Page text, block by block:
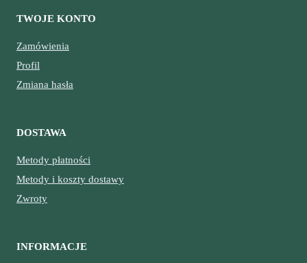
TWOJE KONTO
Zamówienia
Profil
Zmiana hasła
DOSTAWA
Metody płatności
Metody i koszty dostawy
Zwroty
INFORMACJE